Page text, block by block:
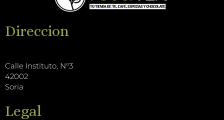
o
e
k
r
Direccion
Calle Instituto, N°3
42002
Soria
Legal